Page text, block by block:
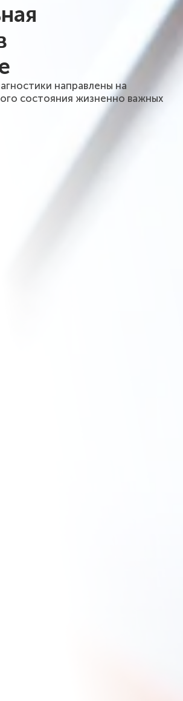
направлены на
состояния жизненно важных